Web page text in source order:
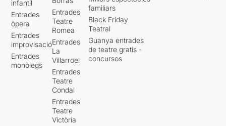
infantil
Entrades
òpera
Entrades
improvisació
Entrades
monòlegs
Entrades
Teatre
Romea
Entrades
La
Villarroel
Entrades
Teatre
Condal
Entrades
Teatre
Victòria
familiars
Black Friday
Teatral
Guanya entrades
de teatre gratis -
concursos